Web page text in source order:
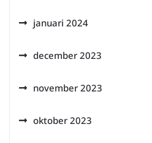
januari 2024
december 2023
november 2023
oktober 2023